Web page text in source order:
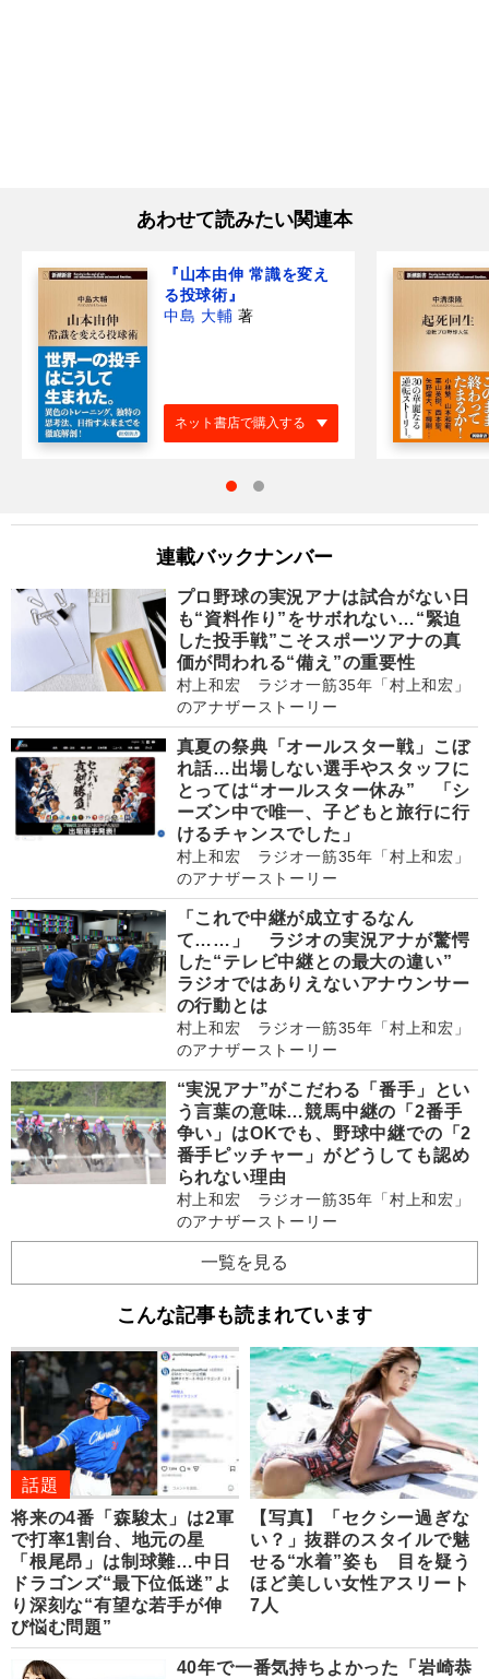
あわせて読みたい関連本
『山本由伸 常識を変え
る投球術』
中島 大輔 著
ネット書店で購入する
連載バックナンバー
プロ野球の実況アナは試合がない日
も“資料作り”をサボれない…“緊迫
した投手戦”こそスポーツアナの真
価が問われる“備え”の重要性
村上和宏 ラジオ一筋35年「村上和宏」
のアナザーストーリー
真夏の祭典「オールスター戦」こぼ
れ話…出場しない選手やスタッフに
とっては“オールスター休み” 「シ
ーズン中で唯一、子どもと旅行に行
けるチャンスでした」
村上和宏 ラジオ一筋35年「村上和宏」
のアナザーストーリー
「これで中継が成立するなん
て……」 ラジオの実況アナが驚愕
した“テレビ中継との最大の違い”
ラジオではありえないアナウンサー
の行動とは
村上和宏 ラジオ一筋35年「村上和宏」
のアナザーストーリー
“実況アナ”がこだわる「番手」とい
う言葉の意味…競馬中継の「2番手
争い」はOKでも、野球中継での「2
番手ピッチャー」がどうしても認め
られない理由
村上和宏 ラジオ一筋35年「村上和宏」
のアナザーストーリー
一覧を見る
こんな記事も読まれています
話題
将来の4番「森駿太」は2軍
で打率1割台、地元の星
「根尾昂」は制球難…中日
ドラゴンズ“最下位低迷”よ
り深刻な“有望な若手が伸
び悩む問題”
【写真】「セクシー過ぎな
い？」抜群のスタイルで魅
せる“水着”姿も 目を疑う
ほど美しい女性アスリート
7人
40年で一番気持ちよかった「岩崎恭